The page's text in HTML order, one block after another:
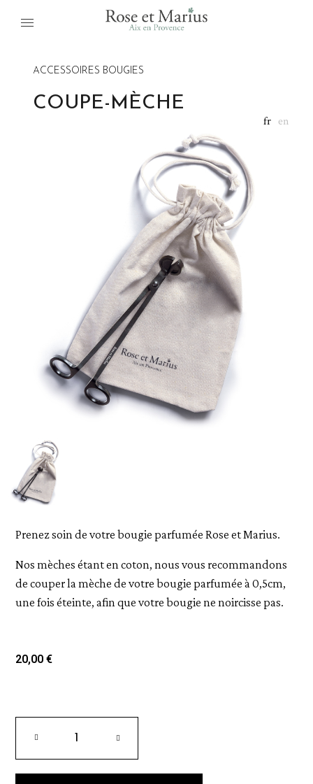
fr en
ACCESSOIRES BOUGIES
COUPE-MÈCHE
Prenez soin de votre bougie parfumée Rose et Marius.
Nos mèches étant en coton, nous vous recommandons
de couper la mèche de votre bougie parfumée à 0,5cm,
une fois éteinte, afin que votre bougie ne noircisse pas.
20,00 €